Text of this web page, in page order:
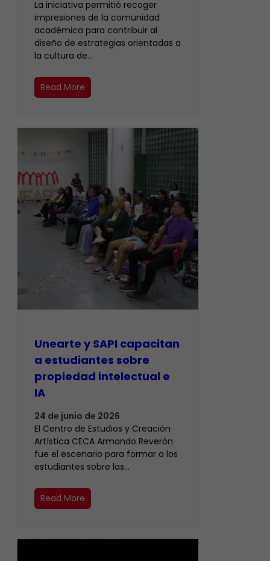
La iniciativa permitió recoger
impresiones de la comunidad
académica para contribuir al
diseño de estrategias orientadas a
la cultura de…
Read More
Unearte y SAPI capacitan
a estudiantes sobre
propiedad intelectual e
IA
24 de junio de 2026
El Centro de Estudios y Creación
Artística CECA Armando Reverón
fue el escenario para formar a los
estudiantes sobre las…
Read More